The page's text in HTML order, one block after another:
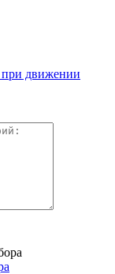
при движении